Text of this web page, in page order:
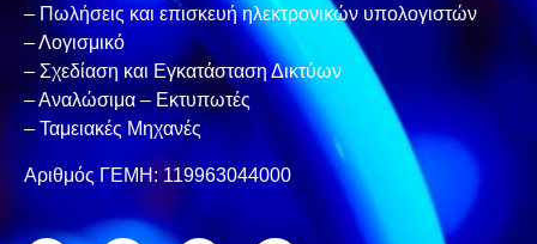
– Πωλήσεις και επισκευή ηλεκτρονικών υπολογιστών
– Λογισμικό
– Σχεδίαση και Εγκατάσταση Δικτύων
– Αναλώσιμα – Εκτυπωτές
– Ταμειακές Μηχανές
Αριθμός ΓΕΜΗ: 119963044000